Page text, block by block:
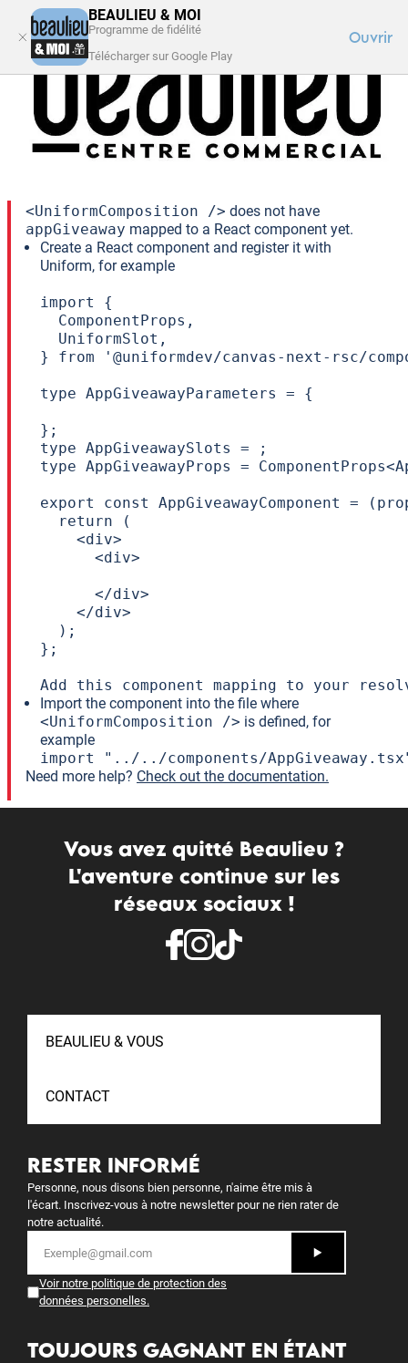
BEAULIEU & MOI
Programme de fidélité
Télécharger sur Google Play
Ouvrir
VOTRE CENTRE
SE CONNECTER
Unknown Component
<UniformComposition /> does not have
appGiveaway mapped to a React component yet.
Create a React component and register it with
Uniform, for example
import {
  ComponentProps,
  UniformSlot,
} from '@uniformdev/canvas-next-rsc/
type AppGiveawayParameters = {
};
type AppGiveawaySlots = ;
type AppGiveawayProps =
export const AppGiveawayComponent =
  return (
    <div>
      <div>
      </div>
    </div>
  );
};
Add this component mapping to your
Import the component into the file where
<UniformComposition /> is defined, for
example
import "../../components/
Need more help? Check out the documentation.
Vous avez quitté Beaulieu ?
L'aventure continue sur les
réseaux sociaux !
BEAULIEU & VOUS
CONTACT
RESTER INFORMÉ
Personne, nous disons bien personne, n'aime être mis à
l'écart. Inscrivez-vous à notre newsletter pour ne rien rater de
notre actualité.
Voir notre politique de protection des
données personelles.
TOUJOURS GAGNANT EN ÉTANT